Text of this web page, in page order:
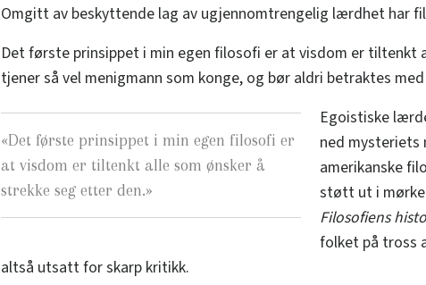
Omgitt av beskyttende lag av ugjennomtrengelig lærdhet har
Det første prinsippet i min egen filosofi er at visdom er tiltenkt
tjener så vel menigmann som konge, og bør aldri betraktes
«Det første prinsippet i min egen filosofi er
at visdom er tiltenkt alle som ønsker å
strekke seg etter den.»
Egoistiske
ned mysteriets
amerikanske
støtt ut i
Filosofiens
folket på tross
altså utsatt for skarp kritikk.